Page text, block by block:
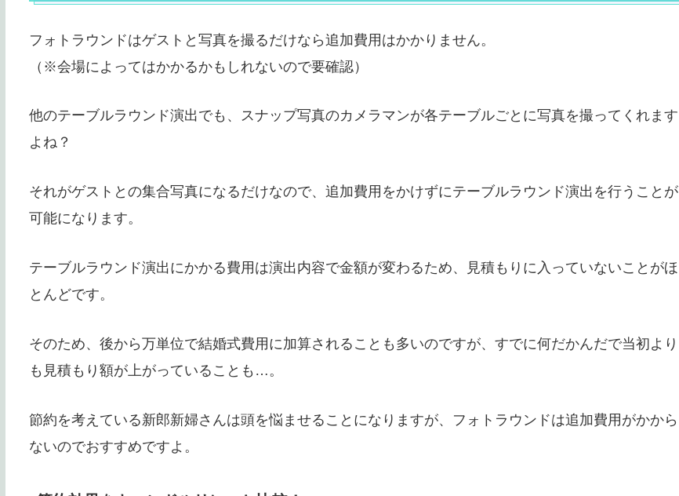
フォトラウンドはゲストと写真を撮るだけなら追加費用はかかりません。
（※会場によってはかかるかもしれないので要確認）
他のテーブルラウンド演出でも、スナップ写真のカメラマンが各テーブルごとに写真を撮ってくれます
よね？
それがゲストとの集合写真になるだけなので、追加費用をかけずにテーブルラウンド演出を行うことが
可能になります。
テーブルラウンド演出にかかる費用は演出内容で金額が変わるため、見積もりに入っていないことがほ
とんどです。
そのため、後から万単位で結婚式費用に加算されることも多いのですが、すでに何だかんだで当初より
も見積もり額が上がっていることも…。
節約を考えている新郎新婦さんは頭を悩ませることになりますが、フォトラウンドは追加費用がかから
ないのでおすすめですよ。